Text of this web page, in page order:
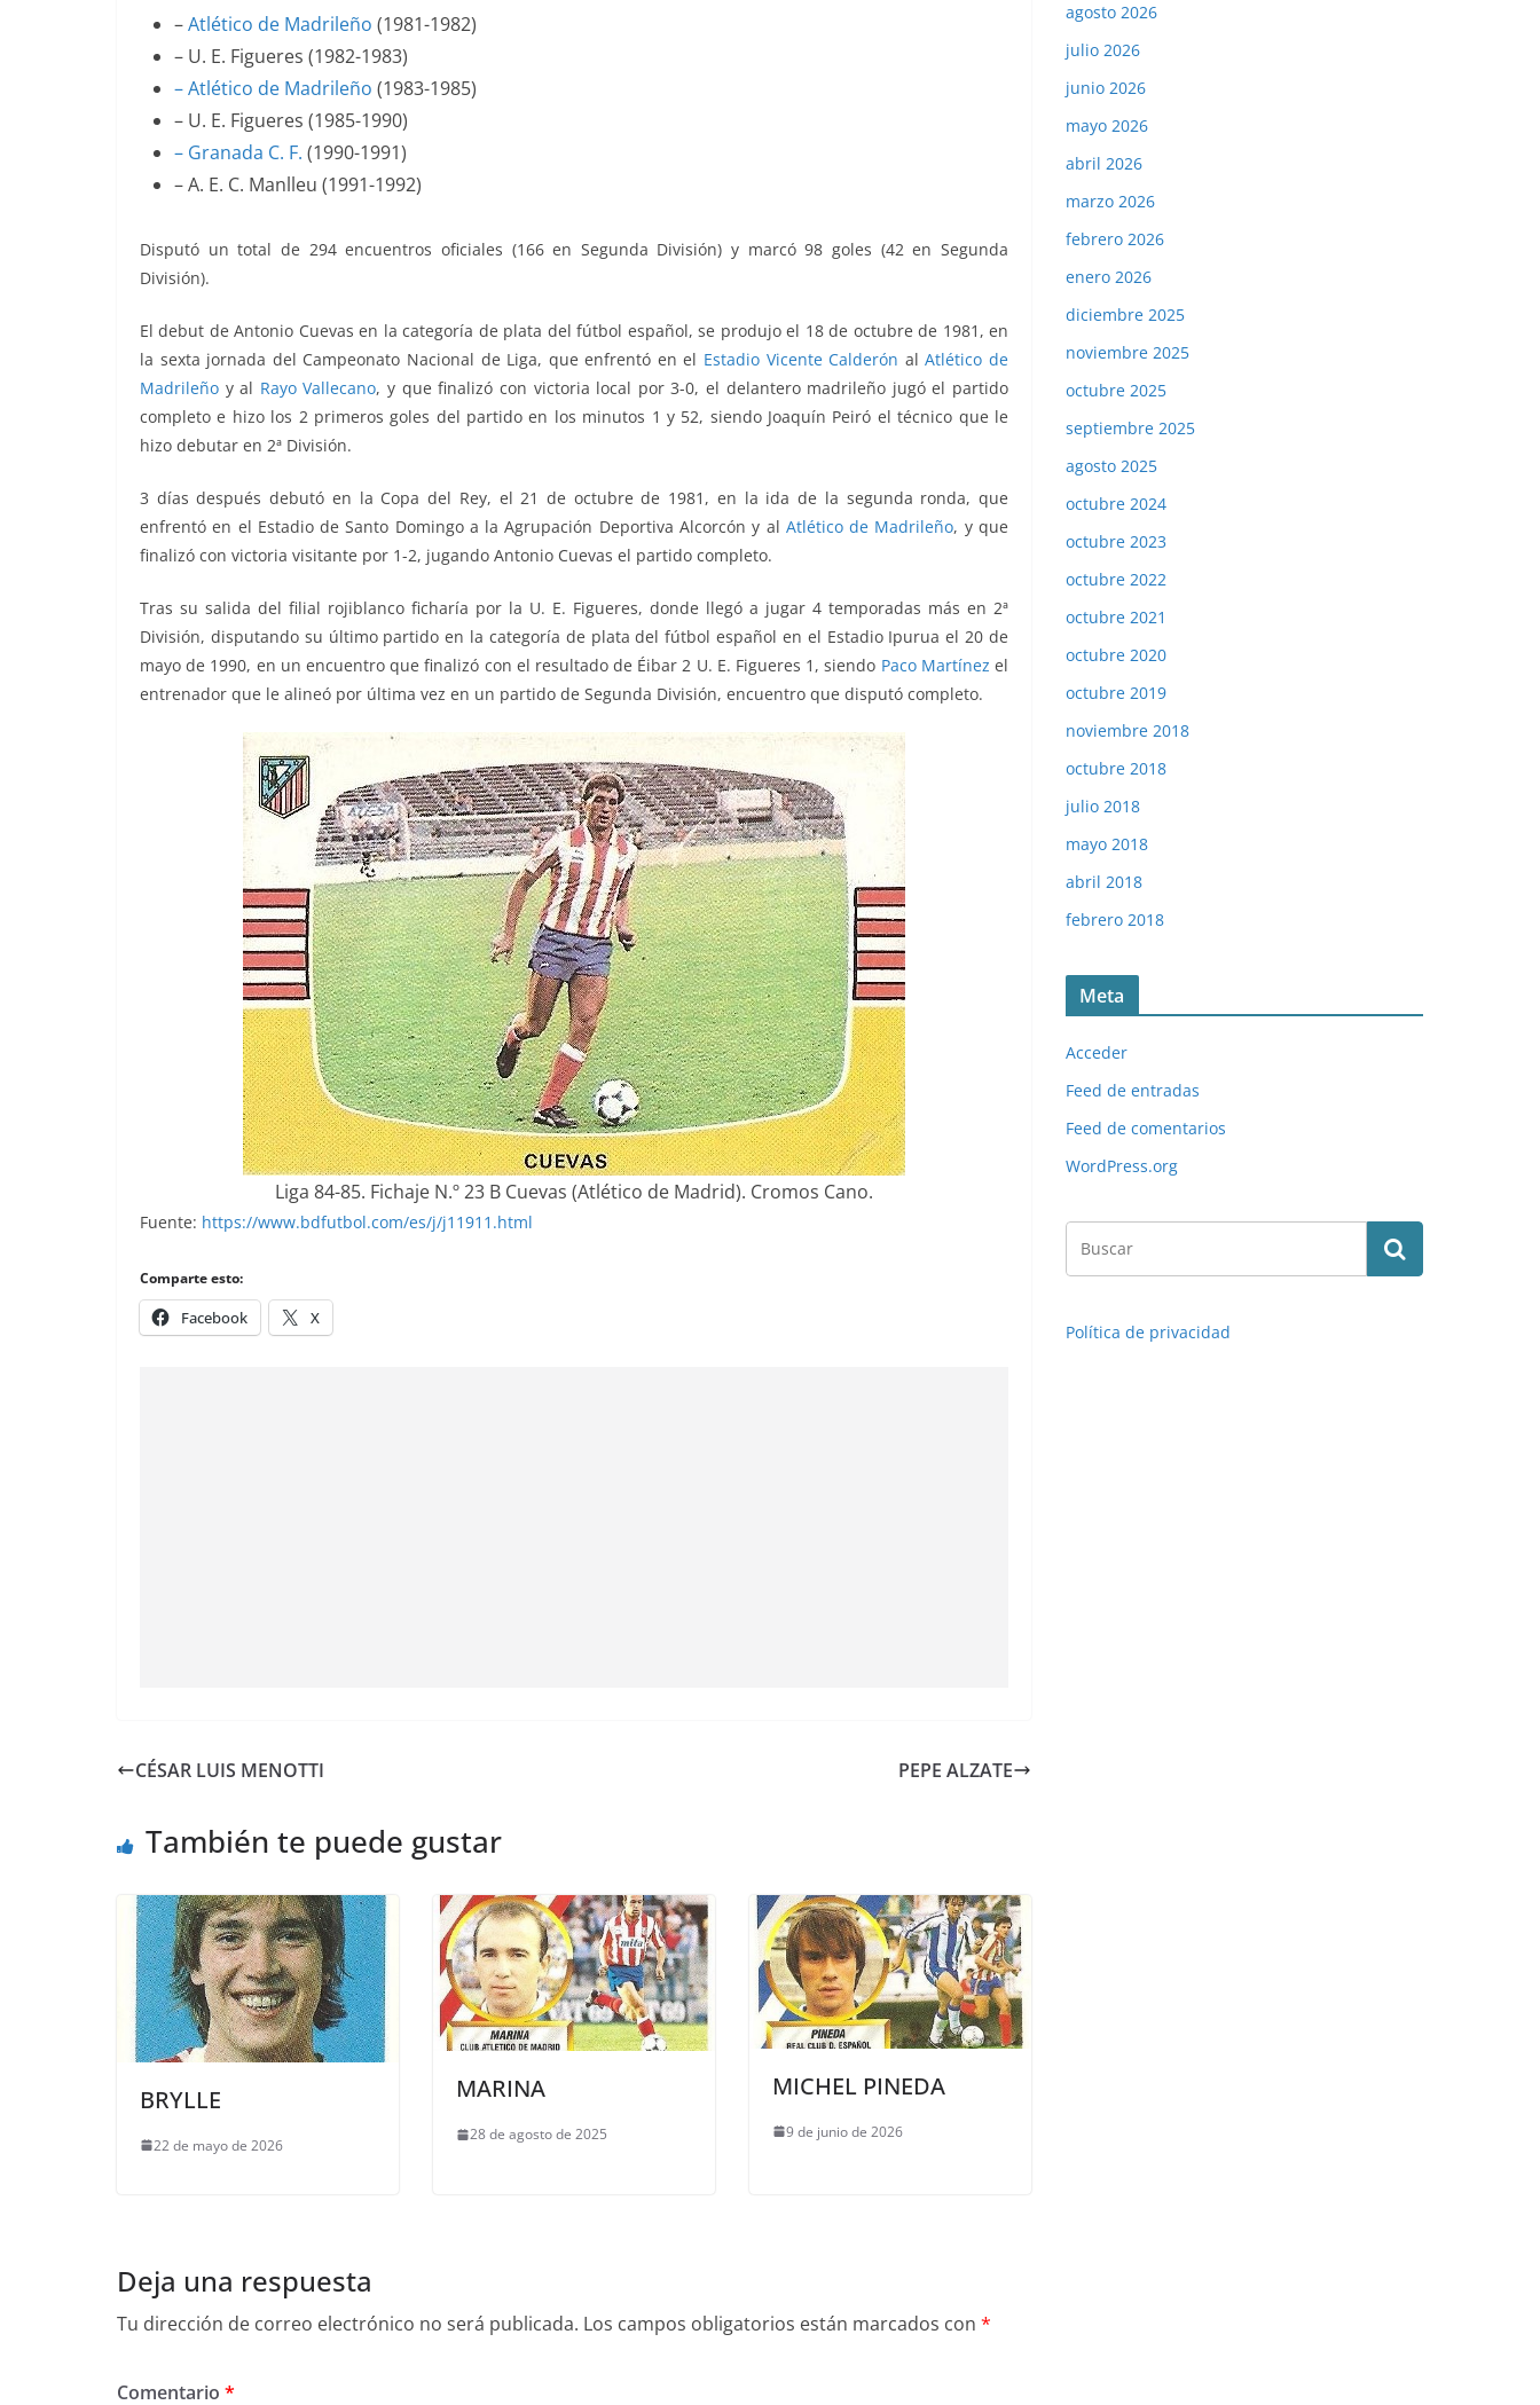
–Atlético de Madrileño (1981-1982)
– U. E. Figueres (1982-1983)
– Atlético de Madrileño (1983-1985)
– U. E. Figueres (1985-1990)
– Granada C. F. (1990-1991)
– A. E. C. Manlleu (1991-1992)
Disputó un total de 294 encuentros oficiales (166 en Segunda División) y marcó 98 goles (42 en Segunda
División).
El debut de Antonio Cuevas en la categoría de plata del fútbol español, se produjo el 18 de octubre de 1981, en
la sexta jornada del Campeonato Nacional de Liga, que enfrentó en el Estadio Vicente Calderón alAtlético de
Madrileño y al Rayo Vallecano, y que finalizó con victoria local por 3-0, el delantero madrileño jugó el partido
completo e hizo los 2 primeros goles del partido en los minutos 1 y 52, siendo Joaquín Peiró el técnico que le
hizo debutar en 2ª División.
3 días después debutó en la Copa del Rey, el 21 de octubre de 1981, en la ida de la segunda ronda, que
enfrentó en el Estadio de Santo Domingo a la Agrupación Deportiva Alcorcón y al Atlético de Madrileño, y que
finalizó con victoria visitante por 1-2, jugando Antonio Cuevas el partido completo.
Tras su salida del filial rojiblanco ficharía por la U. E. Figueres, donde llegó a jugar 4 temporadas más en 2ª
División, disputando su último partido en la categoría de plata del fútbol español en el Estadio Ipurua el 20 de
mayo de 1990, en un encuentro que finalizó con el resultado de Éibar 2 U. E. Figueres 1, siendo Paco Martínez el
entrenador que le alineó por última vez en un partido de Segunda División, encuentro que disputó completo.
Liga 84-85. Fichaje N.º 23 B Cuevas (Atlético de Madrid). Cromos Cano.
Fuente: https://www.bdfutbol.com/es/j/j11911.html
Comparte esto:
Facebook X
CÉSAR LUIS MENOTTI PEPE ALZATE
También te puede gustar
BRYLLE
22 de mayo de 2026
MARINA
28 de agosto de 2025
MICHEL PINEDA
9 de junio de 2026
Deja una respuesta
Tu dirección de correo electrónico no será publicada. Los campos obligatorios están marcados con *
Comentario *
agosto 2026
julio 2026
junio 2026
mayo 2026
abril 2026
marzo 2026
febrero 2026
enero 2026
diciembre 2025
noviembre 2025
octubre 2025
septiembre 2025
agosto 2025
octubre 2024
octubre 2023
octubre 2022
octubre 2021
octubre 2020
octubre 2019
noviembre 2018
octubre 2018
julio 2018
mayo 2018
abril 2018
febrero 2018
Meta
Acceder
Feed de entradas
Feed de comentarios
WordPress.org
Política de privacidad